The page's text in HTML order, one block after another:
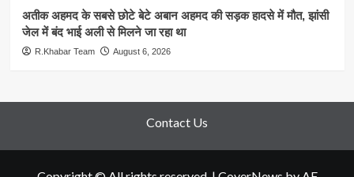
अतीक अहमद के सबसे छोटे बेटे अबान अहमद की सड़क हादसे में मौत, झांसी
जेल में बंद भाई अली से मिलने जा रहा था
R.Khabar Team August 6, 2026
Contact Us